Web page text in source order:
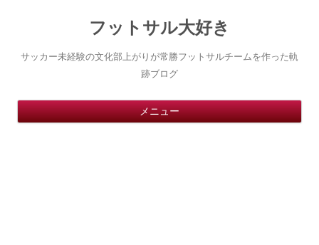
フットサル大好き
サッカー未経験の文化部上がりが常勝フットサルチームを作った軌
跡ブログ
メニュー